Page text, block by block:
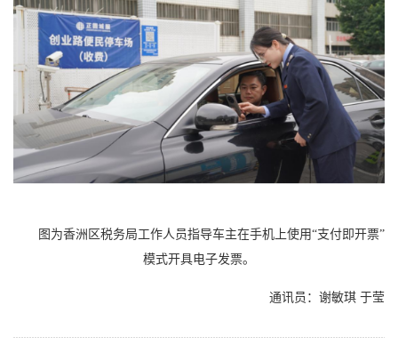
图为香洲区税务局工作人员指导车主在手机上使用“支付即开票”
模式开具电子发票。
通讯员：谢敏琪 于莹